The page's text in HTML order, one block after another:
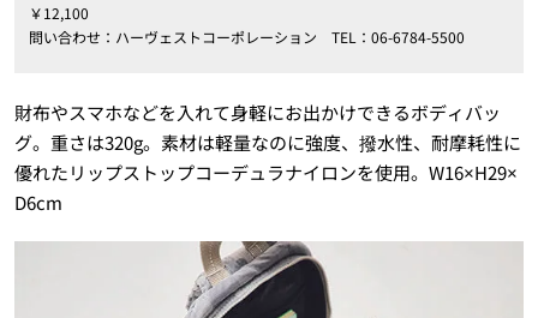
￥12,100
問い合わせ：ハーヴェストコーポレーション TEL：06-6784-5500
財布やスマホなどを入れて身軽にお出かけできるボディバッ
グ。重さは320g。素材は軽量なのに強度、撥水性、耐摩耗性に
優れたリップストップコーデュラナイロンを使用。W16×H29×
D6cm